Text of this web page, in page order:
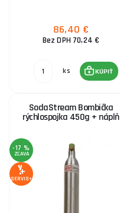
86,40 €
Bez DPH 70,24 €
ks KÚPIŤ
SodaStream Bombička
rýchlospojka 450g + náplň
-17 %
ZĽAVA
SERVIS+